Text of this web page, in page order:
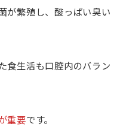
が繁殖し、酸っぱい臭い
食生活も口腔内のバラン
重要です。